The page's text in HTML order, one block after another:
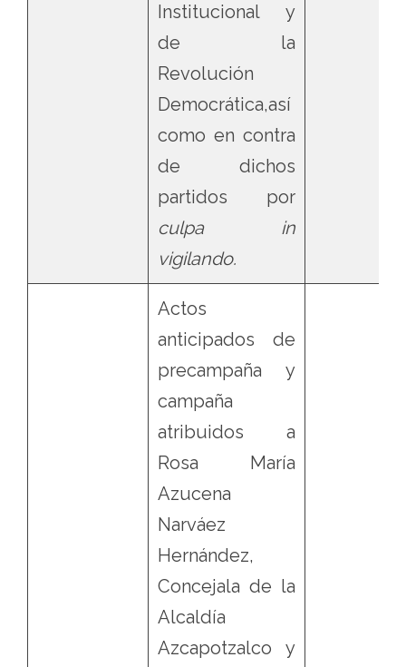
Institucional y
de la
Revolución
Democrática,así
como en contra
de dichos
partidos por
culpa in
vigilando.
Actos
anticipados de
precampaña y
campaña
atribuidos a
Rosa María
Azucena
Narváez
Hernández,
Concejala de la
Alcaldía
Azcapotzalco y